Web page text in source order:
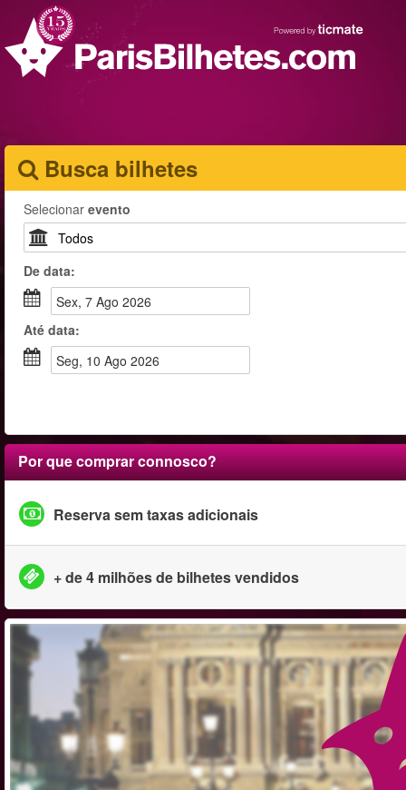
Busca bilhetes
Selecionar evento
De data:
Sex, 7 Ago 2026
Até data:
Seg, 10 Ago 2026
Por que comprar connosco?
Reserva sem taxas adicionais
+ de 4 milhões de bilhetes vendidos